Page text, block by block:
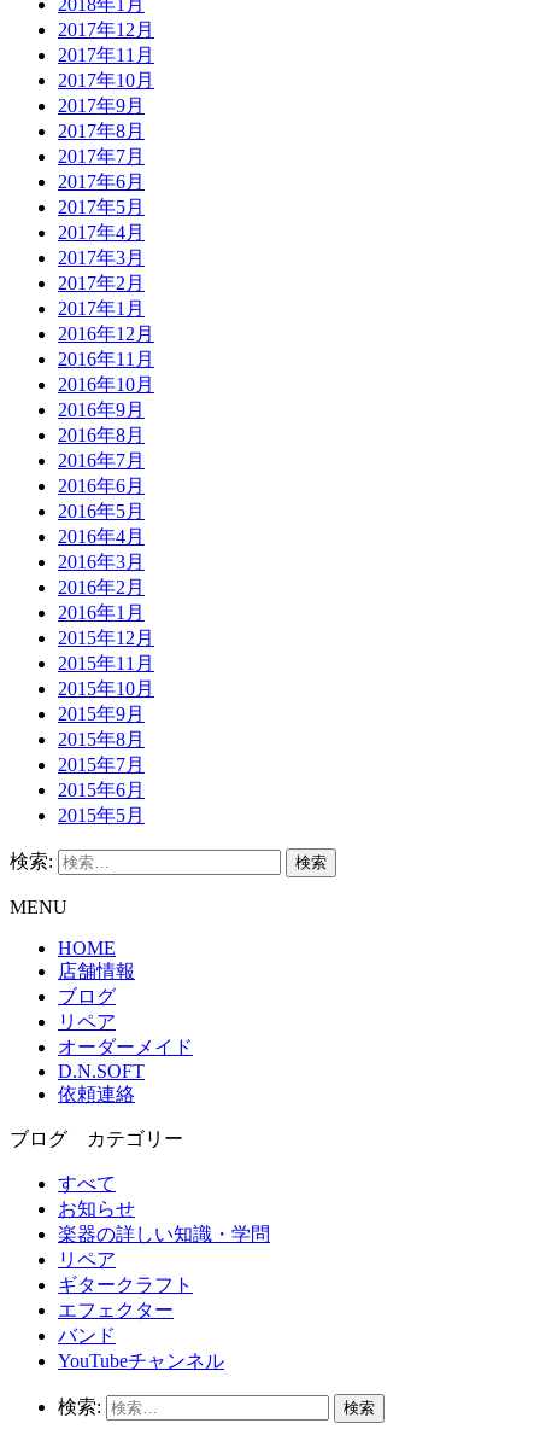
2018年1月
2017年12月
2017年11月
2017年10月
2017年9月
2017年8月
2017年7月
2017年6月
2017年5月
2017年4月
2017年3月
2017年2月
2017年1月
2016年12月
2016年11月
2016年10月
2016年9月
2016年8月
2016年7月
2016年6月
2016年5月
2016年4月
2016年3月
2016年2月
2016年1月
2015年12月
2015年11月
2015年10月
2015年9月
2015年8月
2015年7月
2015年6月
2015年5月
検索:
MENU
HOME
店舗情報
ブログ
リペア
オーダーメイド
D.N.SOFT
依頼連絡
ブログ カテゴリー
すべて
お知らせ
楽器の詳しい知識・学問
リペア
ギタークラフト
エフェクター
バンド
YouTubeチャンネル
検索: